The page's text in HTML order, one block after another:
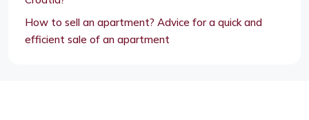
How to sell an apartment? Advice for a quick and
efficient sale of an apartment